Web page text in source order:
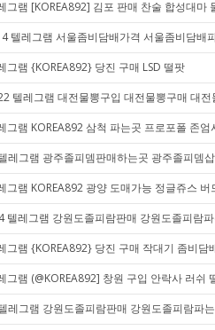
그램 [KOREA892] 김포 판매 찬술 합성대마
텔레그램 서울좀비담배가격 서울좀비담배
그램 {KOREA892} 당진 구매 LSD 떨팟
텔레그램 대전물뽕구입 대전물뽕구매 대전
그램 KOREA892 삼척 파는곳 프로포폴 존엄
레그램 광주졸피뎀판매하는곳 광주졸피뎀
그램 KOREA892 광양 도매가능 정글쥬스 버
텔레그램 강원도졸피람판매 강원도졸피람
그램 {KOREA892} 당진 구매 작대기 좀비담
그램 (@KOREA892] 창원 구입 안락사 러쉬
레그램 강원도졸피람판매 강원도졸피람파